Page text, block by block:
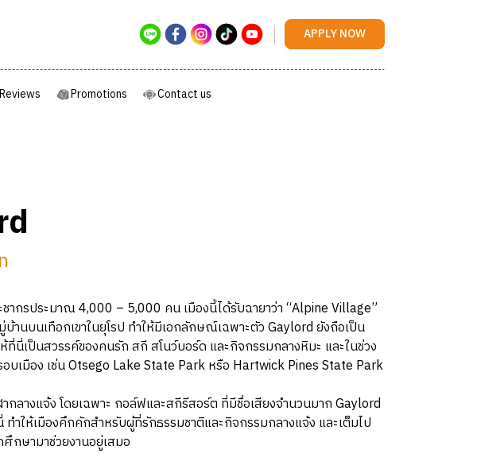
Promotions Contact us APPLY NOW
Reviews Promotions Contact us
ากรประมาณ 4,000 – 5,000 คน เมืองนี้ได้รับฉายาว่า “Alpine Village”
านบนเทือกเขาในยุโรป ทำให้มีเอกลักษณ์เฉพาะตัว Gaylord ยังถือเป็น
เป็นสวรรค์ของคนรัก สกี สโนว์บอร์ด และกิจกรรมกลางหิมะ และในช่วง
บเมือง เช่น Otsego Lake State Park หรือ Hartwick Pines State Park
ลางแจ้ง โดยเฉพาะ กอล์ฟและสกีรีสอร์ต ที่มีชื่อเสียงจำนวนมาก Gaylord
ำให้เมืองคึกคักสำหรับผู้ที่รักธรรมชาติและกิจกรรมกลางแจ้ง และเต็มไป
กษามาช่วยงานอยู่เสมอ